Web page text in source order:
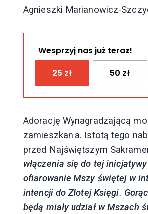
Agnieszki Marianowicz-
Wesprzyj nas już teraz!
25 zł 50 zł
Adorację Wynagradzającą
zamieszkania. Istotą tego
przed Najświętszym
włączenia się do tej
ofiarowanie Mszy świętej w
intencji do Złotej Księgi.
będą miały udział w Mszach